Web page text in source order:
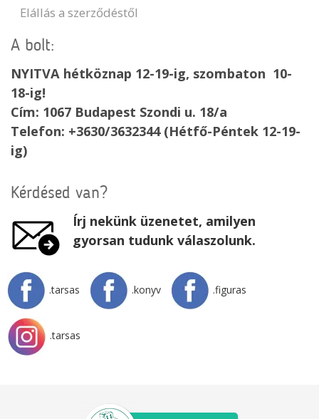
Elállás a szerződéstől
A bolt:
NYITVA hétköznap 12-19-ig, szombaton 10-
18-ig!
Cím: 1067 Budapest Szondi u. 18/a
Telefon: +3630/3632344 (Hétfő-Péntek 12-19-
ig)
Kérdésed van?
Írj nekünk üzenetet, amilyen
gyorsan tudunk válaszolunk.
.tarsas .konyv .figuras
.tarsas